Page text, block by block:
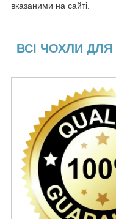
вказаними на сайті.
ВСІ ЧОХЛИ ДЛЯ